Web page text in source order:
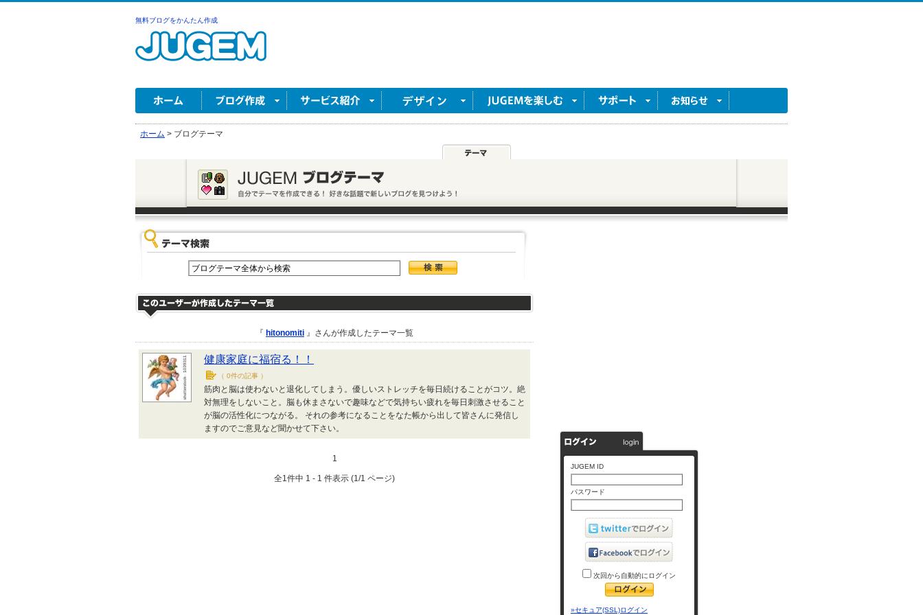
無料ブログをかんたん作成
ホーム > ブログテーマ
『 hitonomiti 』さんが作成したテーマ一覧
健康家庭に福宿る！！
（ 0件の記事 ）
筋肉と脳は使わないと退化してしまう。優しいストレッチを毎日続けることがコツ。絶
対無理をしないこと。脳も休まさないで趣味などで気持ちい疲れを毎日刺激させること
が脳の活性化につながる。 それの参考になることをなた帳から出して皆さんに発信し
ますのでご意見など聞かせて下さい。
1
全1件中 1 - 1 件表示 (1/1 ページ)
JUGEM ID
パスワード
次回から自動的にログイン
»セキュア(SSL)ログイン